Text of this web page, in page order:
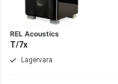
REL Acoustics
T/7x
Lagervara